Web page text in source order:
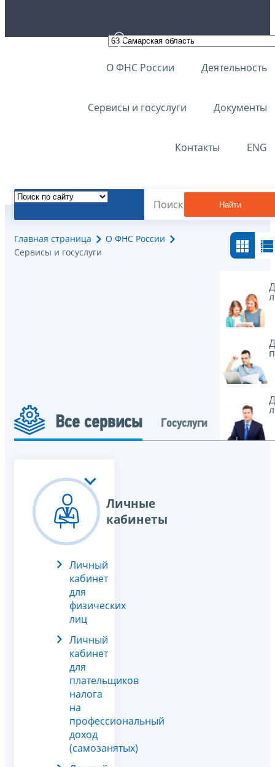
О ФНС России Деятельность
Сервисы и госуслуги Документы
Контакты ENG
Найти
Главная страница
О ФНС России
Сервисы и госуслуги
Все сервисы Госуслуги
Личные
кабинеты
Личный
кабинет
для
физических
лиц
Личный
кабинет
для
плательщиков
налога
на
профессиональный
доход
(самозанятых)